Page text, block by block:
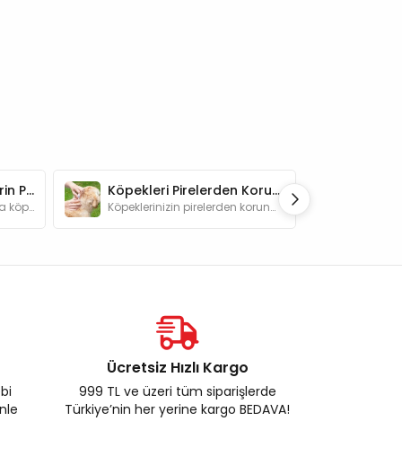
Kış Aylarında Köpeklerin Patileri Nasıl Korunur?
Bu yazımızda kış aylarında köpekler için ideal pati bakımının nasıl yapılabileceğine dair bilgiler bulabilirsiniz.
Köpekleri Pirelerden Koruma Yöntemleri
Köpeklerinizin pirelerden korunması için hangi yöntemleri kullanabilirsiniz? Bu yazıda etkili köpek pire koruma yöntemleri hakkında bilgi alabilirsini
Ücretsiz Hızlı Kargo
999 TL ve üzeri tüm siparişlerde
Türkiye’nin her yerine kargo BEDAVA!